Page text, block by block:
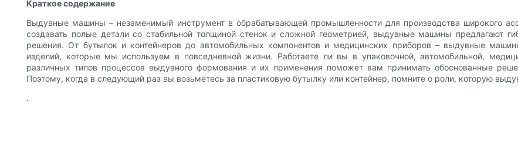
Краткое содержание
Выдувные машины – незаменимый инструмент в обрабатывающей промышленности для производства широкого
создавать полые детали со стабильной толщиной стенок и сложной геометрией, выдувные машины предлагают
решения. От бутылок и контейнеров до автомобильных компонентов и медицинских приборов – выдувные
изделий, которые мы используем в повседневной жизни. Работаете ли вы в упаковочной, автомобильной,
различных типов процессов выдувного формования и их применения поможет вам принимать обоснованные
Поэтому, когда в следующий раз вы возьметесь за пластиковую бутылку или контейнер, помните о роли, которую
.